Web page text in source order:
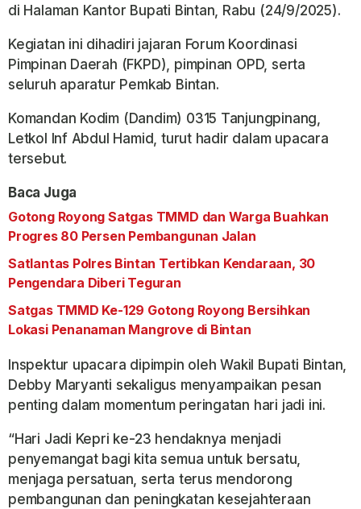
di Halaman Kantor Bupati Bintan, Rabu (24/9/2025).
Kegiatan ini dihadiri jajaran Forum Koordinasi
Pimpinan Daerah (FKPD), pimpinan OPD, serta
seluruh aparatur Pemkab Bintan.
Komandan Kodim (Dandim) 0315 Tanjungpinang,
Letkol Inf Abdul Hamid, turut hadir dalam upacara
tersebut.
Baca Juga
Gotong Royong Satgas TMMD dan Warga Buahkan
Progres 80 Persen Pembangunan Jalan
Satlantas Polres Bintan Tertibkan Kendaraan, 30
Pengendara Diberi Teguran
Satgas TMMD Ke-129 Gotong Royong Bersihkan
Lokasi Penanaman Mangrove di Bintan
Inspektur upacara dipimpin oleh Wakil Bupati Bintan,
Debby Maryanti sekaligus menyampaikan pesan
penting dalam momentum peringatan hari jadi ini.
“Hari Jadi Kepri ke-23 hendaknya menjadi
penyemangat bagi kita semua untuk bersatu,
menjaga persatuan, serta terus mendorong
pembangunan dan peningkatan kesejahteraan